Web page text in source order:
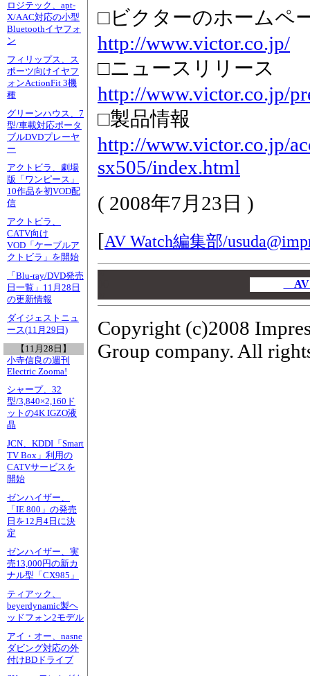
ロジテック、apt-
X/AAC対応の小型
Bluetoothイヤフォ
ン
フィリップス、ス
ポーツ向けイヤフ
ォンActionFit 3機
種
グリーンハウス、7
型/車載対応ポータ
ブルDVDプレーヤ
ー
アクトビラ、劇場
版「ワンピース」
10作品を初VOD配
信
アクトビラ、
CATV向け
VOD「ケーブルア
クトビラ」を開始
「Blu-ray/DVD発売
日一覧」11月28日
の更新情報
ダイジェストニュ
ース(11月29日)
【11月28日】
小寺信良の週刊
Electric Zooma!
シャープ、32
型/3,840×2,160ド
ットの4K IGZO液
晶
JCN、KDDI「Smart
TV Box」利用の
CATVサービスを
開始
ゼンハイザー、
「IE 800」の発売
日を12月4日に決
定
ゼンハイザー、実
売13,000円の新カ
ナル型「CX985」
ティアック、
beyerdynamic製ヘ
ッドフォン2モデル
アイ・オー、nasne
ダビング対応の外
付けBDドライブ
□ビクターのホームペ
http://www.victor.co.jp/
□ニュースリリース
http://www.victor.co.jp/
□製品情報
http://www.victor.co.jp/
sx505/index.html
( 2008年7月23日 )
[AV Watch編集部/
AV
Copyright (c)2008
Group company. All